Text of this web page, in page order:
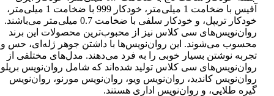
آفیس با ضخامت 1 میلی‌متر، خودکار 999 با ضخامت 1 میلی‌متر،
خودکار تریپل، و خودکار سلفی با ضخامت 0.7 میلی‌متر می‌باشند.
روان‌نویس‌های سی کلاس نیز از محبوب‌ترین محصولات این برند
محسوب می‌شوند. این روان‌نویس‌ها با داشتن جوهر ژله‌ای، حس و
تجربه نوشتن بسیار خوبی را به فرد می‌دهند. مدل‌های مختلفی از
روان‌نویس‌های سی کلاس تولید شده‌اند که شامل روان‌نویس
روان‌نویس کاندید، روان‌نویس ویو، روان‌نویس مورنو، روان‌نویس
گیره طلایی، و روان‌نویس اداری هستند.